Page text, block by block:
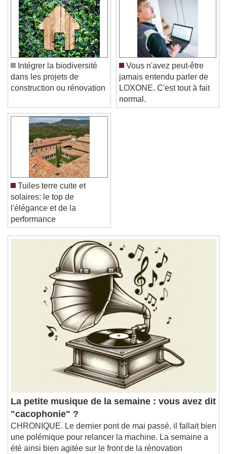
Caption Area Background
Color Opacity
Font Size
Text Edge Style
Font Family
Reset
Done
Close Modal Dialog
End of dialog window.
Intégrer la biodiversité
dans les projets de
construction ou rénovation
Vous n'avez peut-être
jamais entendu parler de
LOXONE. C'est tout à fait
normal.
Tuiles terre cuite et
solaires: le top de
l'élégance et de la
performance
La petite musique de la semaine : vous avez dit
"cacophonie" ?
CHRONIQUE. Le dernier pont de mai passé, il fallait bien
une polémique pour relancer la machine. La semaine a
été ainsi bien agitée sur le front de la rénovation